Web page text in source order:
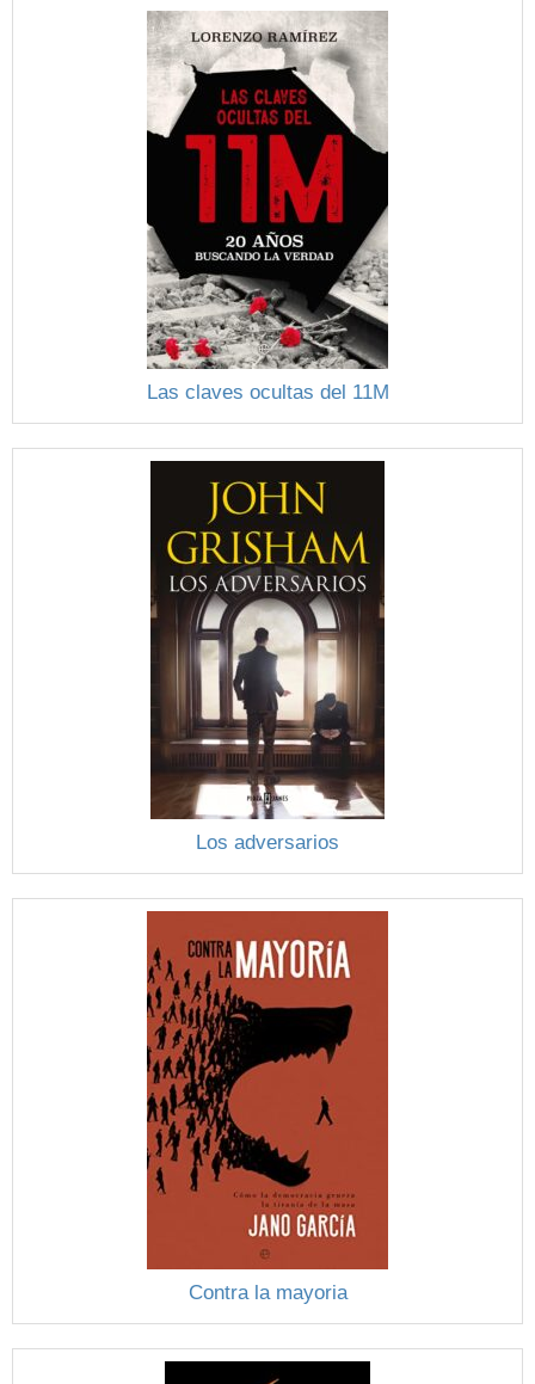
Las claves ocultas del 11M
Los adversarios
Contra la mayoria